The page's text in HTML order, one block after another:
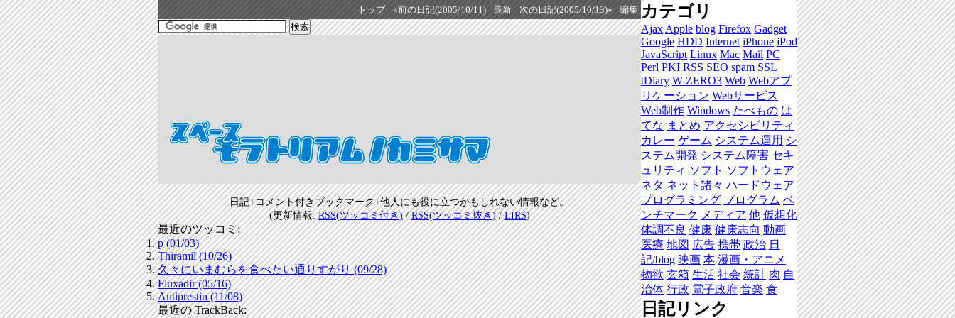
トップ «前の日記(2005/10/11) 最新 次の日記(2005/10/13)» 編集
日記+コメント付きブックマーク+他人にも役に立つかもしれない情報など。
(更新情報:RSS(ツッコミ付き)/RSS(ツッコミ抜き)/LIRS)
最近のツッコミ:
p (01/03)
Thiramil (10/26)
久々にいまむらを食べたい通りすがり (09/28)
Fluxadir (05/16)
Antiprestin (11/08)
最近の TrackBack:
カテゴリ
Ajax Apple blog Firefox Gadget
Google HDD Internet iPhone iPod
JavaScript Linux Mac Mail PC
Perl PKI RSS SEO spam SSL
tDiary W-ZERO3 Web Webアプ
リケーション Webサービス
Web制作 Windows たべもの は
てな まとめ アクセシビリティ
カレー ゲーム システム運用 シ
ステム開発 システム障害 セキ
ュリティ ソフト ソフトウェア
ネタ ネット諸々 ハードウェア
プログラミング プログラム ベ
ンチマーク メディア 他 仮想化
体調不良 健康 健康志向 動画
医療 地図 広告 携帯 政治 日
記/blog 映画 本 漫画・アニメ
物欲 玄箱 生活 社会 統計 肉 自
治体 行政 電子政府 音楽 食
日記リンク